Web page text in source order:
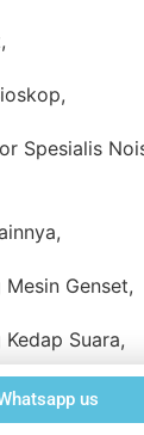
Spesialis
Genset,
Suara,
gereja,us